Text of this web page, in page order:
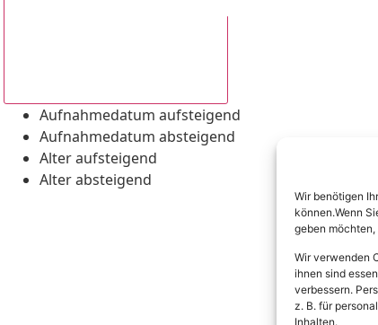
Wir benötigen
können.Wenn
geben möchten,
Wir verwenden
ihnen sind
verbessern.
z. B. für
Inhalten.
Aufnahmedatum aufsteigend
Aufnahmedatum absteigend
Alter aufsteigend
Alter absteigend